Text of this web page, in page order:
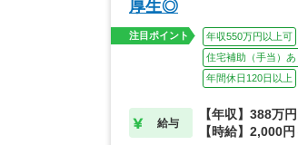
厚生◎
注目ポイント 年収550万円以上可
住宅補助（手当）あ
年間休日120日以上
給与
【年収】388万
【時給】2,000円